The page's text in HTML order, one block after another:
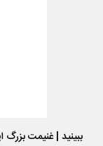
ببینید | غنیمت بزرگ